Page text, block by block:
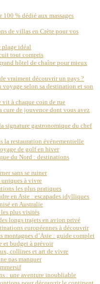
% dédié aux massages
de villas en Crète pour vos
plage idéal
tout compris
hôtel de chaîne pour mieux
vraiment découvrir un pays ?
selon sa destination et son
à chaque coin de rue
cure de jouvence dont vous avez
signature gastronomique du chef
la restauration événementielle
de golf en hiver
du Nord : destinations
sans se ruiner
uniques à vivre
les plus pratiques
en Asie : escapades idylliques
en Australie
plus visités
longs trajets en avion privé
européennes à découvrir
montagnes d’Asie : guide complet
et budget à prévoir
collines et art de vivre
pas manquer
: une aventure inoubliable